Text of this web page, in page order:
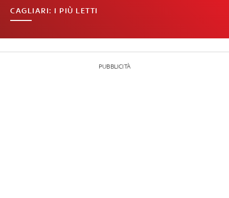
CAGLIARI: I PIÙ LETTI
PUBBLICITÀ